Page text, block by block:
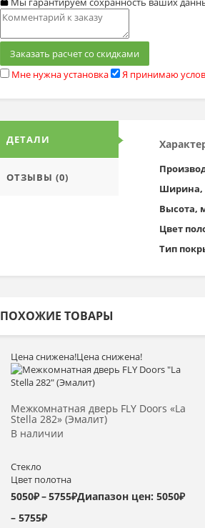
Заказать расчет со скидками
Мне нужна установка
Я принимаю
ДЕТАЛИ
ОТЗЫВЫ (0)
Высота,
Цвет
Тип
ПОХОЖИЕ ТОВАРЫ
Цена снижена!Цена снижена!
Межкомнатная дверь FLY Doors «La
Stella 282» (Эмалит)
В наличии
Стекло
Цвет полотна
5050₽–5755₽Диапазон цен: 5050₽
– 5755₽
Выбрать >